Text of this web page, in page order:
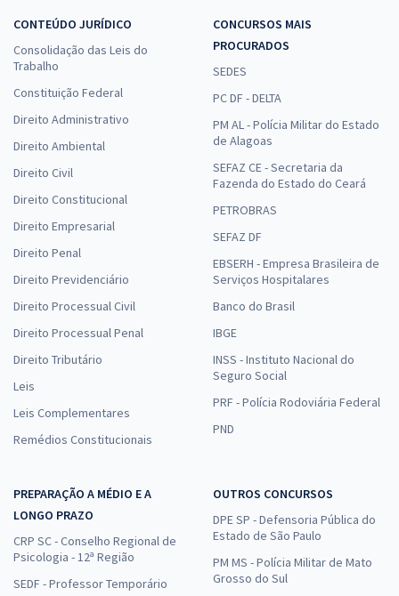
CONTEÚDO JURÍDICO
Consolidação das Leis do
Trabalho
Constituição Federal
Direito Administrativo
Direito Ambiental
Direito Civil
Direito Constitucional
Direito Empresarial
Direito Penal
Direito Previdenciário
Direito Processual Civil
Direito Processual Penal
Direito Tributário
Leis
Leis Complementares
Remédios Constitucionais
CONCURSOS MAIS
PROCURADOS
SEDES
PC DF - DELTA
PM AL - Polícia Militar do Estado
de Alagoas
SEFAZ CE - Secretaria da
Fazenda do Estado do Ceará
PETROBRAS
SEFAZ DF
EBSERH - Empresa Brasileira de
Serviços Hospitalares
Banco do Brasil
IBGE
INSS - Instituto Nacional do
Seguro Social
PRF - Polícia Rodoviária Federal
PND
PREPARAÇÃO A MÉDIO E A
LONGO PRAZO
CRP SC - Conselho Regional de
Psicologia - 12ª Região
SEDF - Professor Temporário
OUTROS CONCURSOS
DPE SP - Defensoria Pública do
Estado de São Paulo
PM MS - Polícia Militar de Mato
Grosso do Sul